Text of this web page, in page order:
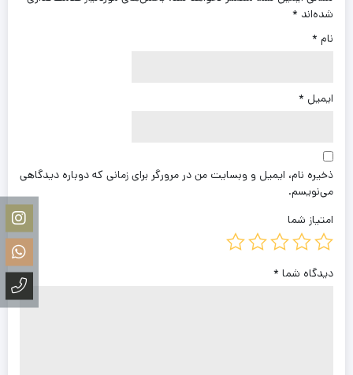
شده‌اند *
نام *
ایمیل *
ذخیره نام، ایمیل و وبسایت من در مرورگر برای زمانی که دوباره دیدگاهی
می‌نویسم.
امتیاز شما
دیدگاه شما *